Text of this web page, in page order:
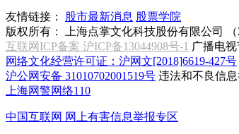
友情链接： 股市最新消息 股票学院
版权所有：
上海点掌文化科技股份有限公司 （
互联网ICP备案 沪ICP备13044908号-1 广播电
网络文化经营许可证：沪网文[2018]6619-427号
沪公网安备 31010702001519号 违法和不良信息
上海网警网络110
中国互联网 网上有害信息举报专区